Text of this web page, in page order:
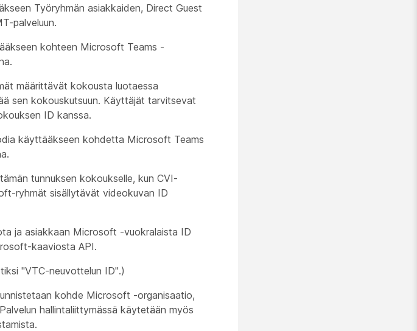
Työryhmän asiakkaiden, Direct Guest
palveluun.
kohteen Microsoft Teams -
määrittävät kokousta luotaessa
sen kokouskutsuun. Käyttäjät tarvitsevat
ID kanssa.
käyttääkseen kohdetta Microsoft Teams
tunnuksen kokoukselle, kun CVI-
ryhmät sisällytävät videokuvan ID
ja asiakkaan Microsoft -vuokralaista ID
kaaviosta API.
"VTC-neuvottelun ID".)
kohde Microsoft -organisaatio,
hallintaliittymässä käytetään myös